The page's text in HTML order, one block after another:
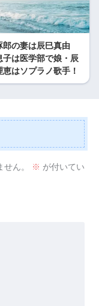
郎の妻は辰巳真由
子は医学部で娘・辰
恵はソプラノ歌手！
ん。 ※ が付いてい